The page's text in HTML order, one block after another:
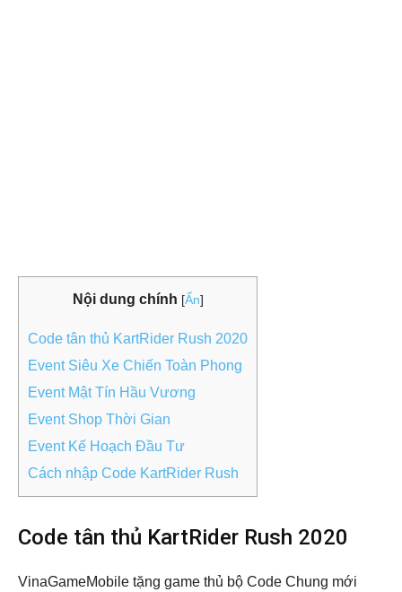
Nội dung chính [Ẩn]
Code tân thủ KartRider Rush 2020
Event Siêu Xe Chiến Toàn Phong
Event Mật Tín Hầu Vương
Event Shop Thời Gian
Event Kế Hoạch Đầu Tư
Cách nhập Code KartRider Rush
Code tân thủ KartRider Rush 2020
VinaGameMobile tặng game thủ bộ Code Chung mới